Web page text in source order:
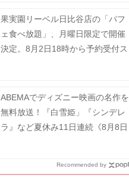
果実園リーベル日比谷店の「パフ
ェ食べ放題」、月曜日限定で開催
決定。8月2日18時から予約受付ス
ABEMAでディズニー映画の名作を
無料放送！『白雪姫」『シンデレ
ラ』など夏休み11日連続《8月8日
Recommended by